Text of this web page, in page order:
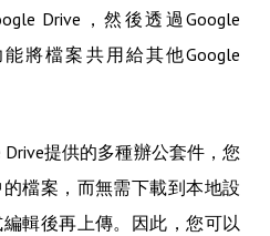
Drive，然後透過Google
將檔案共用給其他Google
提供的多種辦公套件，您
檔案，而無需下載到本地設
輯後再上傳。因此，您可以